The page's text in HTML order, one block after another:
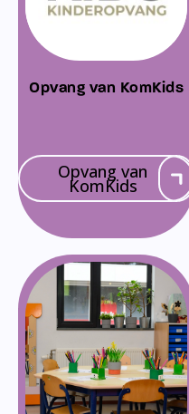
Opvang van KomKids
Opvang van
KomKids